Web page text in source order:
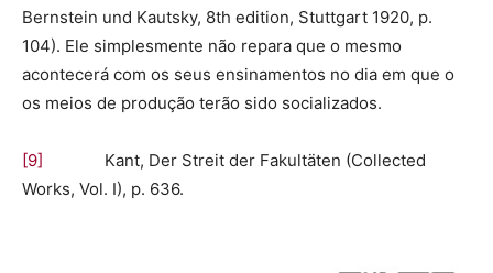
Bernstein und Kautsky, 8th edition, Stuttgart 1920, p.
104). Ele simplesmente não repara que o mesmo
acontecerá com os seus ensinamentos no dia em que o
os meios de produção terão sido socializados.
[9] Kant, Der Streit der Fakultäten (Collected
Works, Vol. I), p. 636.